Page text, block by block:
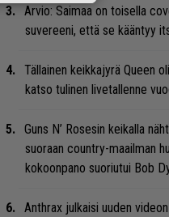
Arvio: Saimaa on toisella
suvereeni, että se kääntyy
Tällainen keikkajyrä Queen
katso tulinen livetallenne
Guns N’ Rosesin keikalla
suoraan country-maailman
kokoonpano suoriutui Bob
Anthrax julkaisi uuden